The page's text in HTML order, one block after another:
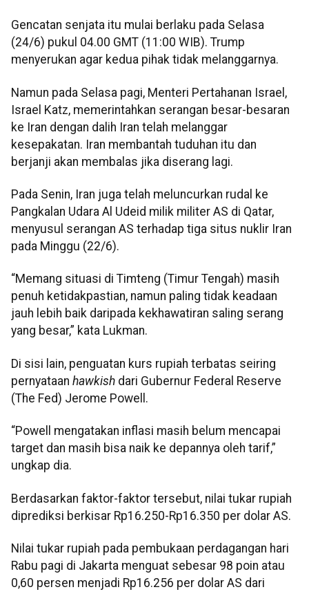
Gencatan senjata itu mulai berlaku pada Selasa
(24/6) pukul 04.00 GMT (11:00 WIB). Trump
menyerukan agar kedua pihak tidak melanggarnya.
Namun pada Selasa pagi, Menteri Pertahanan Israel,
Israel Katz, memerintahkan serangan besar-besaran
ke Iran dengan dalih Iran telah melanggar
kesepakatan. Iran membantah tuduhan itu dan
berjanji akan membalas jika diserang lagi.
Pada Senin, Iran juga telah meluncurkan rudal ke
Pangkalan Udara Al Udeid milik militer AS di Qatar,
menyusul serangan AS terhadap tiga situs nuklir Iran
pada Minggu (22/6).
“Memang situasi di Timteng (Timur Tengah) masih
penuh ketidakpastian, namun paling tidak keadaan
jauh lebih baik daripada kekhawatiran saling serang
yang besar,” kata Lukman.
Di sisi lain, penguatan kurs rupiah terbatas seiring
pernyataan hawkish dari Gubernur Federal Reserve
(The Fed) Jerome Powell.
“Powell mengatakan inflasi masih belum mencapai
target dan masih bisa naik ke depannya oleh tarif,”
ungkap dia.
Berdasarkan faktor-faktor tersebut, nilai tukar rupiah
diprediksi berkisar Rp16.250-Rp16.350 per dolar AS.
Nilai tukar rupiah pada pembukaan perdagangan hari
Rabu pagi di Jakarta menguat sebesar 98 poin atau
0,60 persen menjadi Rp16.256 per dolar AS dari